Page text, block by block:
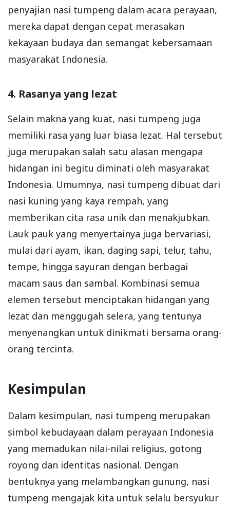
penyajian nasi tumpeng dalam acara perayaan,
mereka dapat dengan cepat merasakan
kekayaan budaya dan semangat kebersamaan
masyarakat Indonesia.
4. Rasanya yang lezat
Selain makna yang kuat, nasi tumpeng juga
memiliki rasa yang luar biasa lezat. Hal tersebut
juga merupakan salah satu alasan mengapa
hidangan ini begitu diminati oleh masyarakat
Indonesia. Umumnya, nasi tumpeng dibuat dari
nasi kuning yang kaya rempah, yang
memberikan cita rasa unik dan menakjubkan.
Lauk pauk yang menyertainya juga bervariasi,
mulai dari ayam, ikan, daging sapi, telur, tahu,
tempe, hingga sayuran dengan berbagai
macam saus dan sambal. Kombinasi semua
elemen tersebut menciptakan hidangan yang
lezat dan menggugah selera, yang tentunya
menyenangkan untuk dinikmati bersama orang-
orang tercinta.
Kesimpulan
Dalam kesimpulan, nasi tumpeng merupakan
simbol kebudayaan dalam perayaan Indonesia
yang memadukan nilai-nilai religius, gotong
royong dan identitas nasional. Dengan
bentuknya yang melambangkan gunung, nasi
tumpeng mengajak kita untuk selalu bersyukur